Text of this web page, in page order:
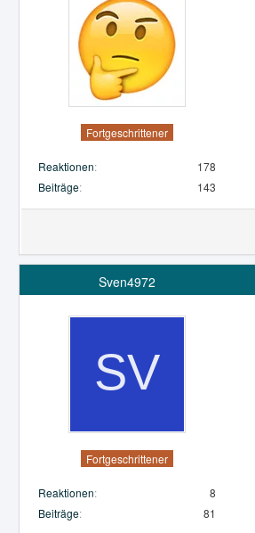
Fortgeschrittener
Reaktionen
178
Beiträge
143
Sven4972
Fortgeschrittener
Reaktionen
8
Beiträge
81